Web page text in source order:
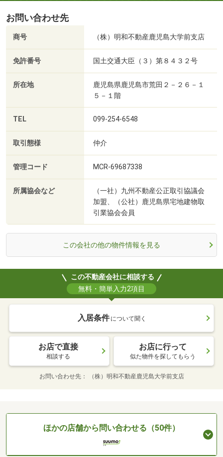
お問い合わせ先
商号 （株）明和不動産鹿児島大学前支店
免許番号 国土交通大臣（３）第８４３２号
所在地
鹿児島県鹿児島市荒田２－２６－１
５－１階
TEL 099-254-6548
取引態様 仲介
管理コード MCR-69687338
所属協会など
（一社）九州不動産公正取引協議会
加盟、（公社）鹿児島県宅地建物取
引業協会会員
この会社の他の物件情報を見る
この不動産会社に相談する
無料・簡単入力2項目
入居条件 について聞く
お店で直接
相談する
お店に行って
似た物件を探してもらう
お問い合わせ先 （株）明和不動産鹿児島大学前支店
ほかの店舗から問い合わせる（50件）